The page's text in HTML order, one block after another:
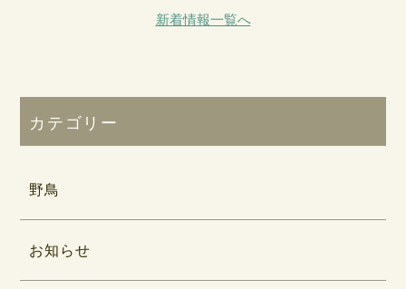
新着情報一覧へ
カテゴリー
野鳥
お知らせ